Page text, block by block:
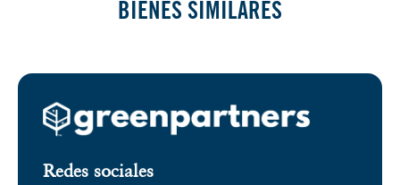
BIENES SIMILARES
Redes sociales